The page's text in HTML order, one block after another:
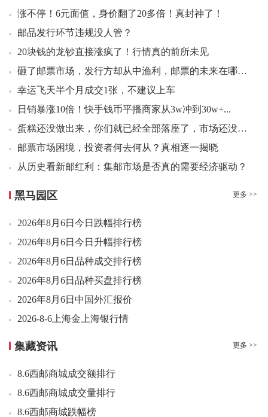
09：49 1962年壹角 渡背水印（互动金标）266.00元成交1
09：56 1962年壹角 渡背水印（互动金标）266.00元成交2
09：57 1980年贰角 金丝背绿（互动金标）1030.00元成交1
09：58 玄奘小型张（互动评级）10.73元成交71
10：01 1980年贰角 金丝背绿（互动金标）1020.00元成交2
10：02 1980年贰角 金丝背绿（互动金标）1018.00元成交2
10：03 1980年贰角 金丝背绿（互动金标）1015.00元成交1
10：03 1980年贰角 金丝背绿（互动金标）1040.00元成交1
10：12 1980年贰角 中银宝点 （互动金标）758.00元成交1
10：13 1980年贰角 中银宝点 （互动金标）723.00元成交1
10：16 玄奘小型张（互动评级）10.72元成交49
10：16 玄奘小型张（互动评级）10.72元成交1
10：20 封神演义二小型张中品35.00元成交4张
10：20 1980年贰角 金丝背绿（互动金标）1040.00元成交1
10：25 1962年壹角背紫钛白纤云（互动金标）225.01元成交2
10：26 1962年壹角 渡背水印（互动金标）268.00元成交2
10：27 三轮狗大版（评级版）好品27.00元成交200整盒
10：29 1953年贰分 霸王祥云（互动金标）125.00元成交2
10：30 1962年壹角 渡背水印（互动金标）268.00元成交1
涨不停！6元面值，身价翻了20多倍！真封神了！
邮品发行环节违规没人管？
20块钱的龙钞直接涨疯了！行情真的前所未见
砸了邮票市场，发行方却从中渔利，邮票的未来在哪里？
幸运飞天半个月成交1张，不建议上车
日销暴涨10倍！快手钱币平播商家从3w冲到30w+...
蛋糕还没做出来，你们就已经全部落座了，市场还没迎来...
邮票市场困境，投资者何去何从？真相逐一揭晓
从历史看新邮红利：集邮市场是否真的需要经济驱动？
线下钱币交流会，还值得跑吗？
二羊币稳步爬坡，下半年行情已经启动
1000万以内最好的纪念币
黑马园区 更多 >>
2026年8月6日今日跌幅排行榜
2026年8月6日今日升幅排行榜
2026年8月6日品种成交排行榜
2026年8月6日品种买盘排行榜
2026年8月6日中国外汇报价
2026-8-6上海金上海银行情
2026年8月5日品种成交排行榜
2026年8月5日品种买盘排行榜
2026年8月5日中国外汇报价
集藏资讯 更多 >>
8.6西邮商城成交额排行
8.6西邮商城成交量排行
8.6西邮商城跌幅榜